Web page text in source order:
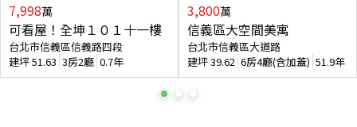
7,998萬
可看屋！全坤１０１十一樓
台北市信義區信義路四段
建坪51.63 3房2廳 0.7年
3,800萬
信義區大空間美寓
台北市信義區大道路
建坪39.62 6房4廳(含加蓋) 51.9年